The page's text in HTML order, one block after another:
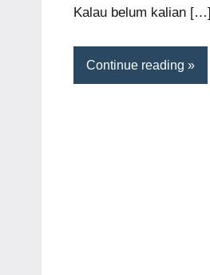
Kalau belum kalian […]
Continue reading